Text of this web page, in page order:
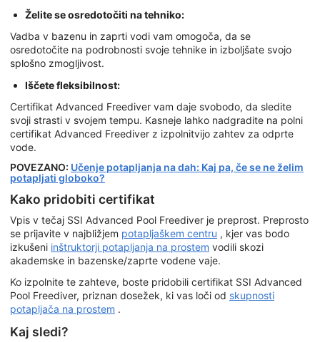
Želite se osredotočiti na tehniko:
Vadba v bazenu in zaprti vodi vam omogoča, da se
osredotočite na podrobnosti svoje tehnike in izboljšate svojo
splošno zmogljivost.
Iščete fleksibilnost:
Certifikat Advanced Freediver vam daje svobodo, da sledite
svoji strasti v svojem tempu. Kasneje lahko nadgradite na polni
certifikat Advanced Freediver z izpolnitvijo zahtev za odprte
vode.
POVEZANO: Učenje potapljanja na dah: Kaj pa, če se ne želim
potapljati globoko?
Kako pridobiti certifikat
Vpis v tečaj SSI Advanced Pool Freediver je preprost. Preprosto
se prijavite v najbližjem potapljaškem centru , kjer vas bodo
izkušeni inštruktorji potapljanja na prostem vodili skozi
akademske in bazenske/zaprte vodene vaje.
Ko izpolnite te zahteve, boste pridobili certifikat SSI Advanced
Pool Freediver, priznan dosežek, ki vas loči od skupnosti
potapljača na prostem .
Kaj sledi?